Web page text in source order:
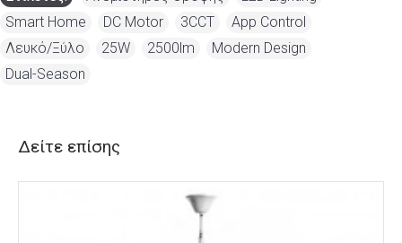
Smart Home
DC Motor 3CCT App Control
Λευκό/Ξύλο
25W 2500lm Modern Design
Dual-Season
Δείτε επίσης